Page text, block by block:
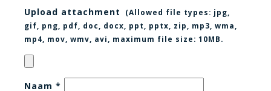
Upload attachment (Allowed file types: jpg,
gif, png, pdf, doc, docx, ppt, pptx, zip, mp3, wma,
mp4, mov, wmv, avi
, maximum file size: 10MB.
Naam *